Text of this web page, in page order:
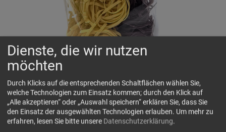
Südtiroler Holunder-Bandnudeln
Eggerhof
Feine Bandnudeln mit Holunder aus dem Eggerhof in
Südtirol. Die fruchtig-feine Note des Holunders verleiht der
Pasta einen besonderen, leicht blumigen Charakter und
Dienste, die wir nutzen
möchten
Durch Klicks auf die entsprechenden Schaltflächen wählen Sie,
welche Technologien zum Einsatz kommen; durch den Klick auf
„Alle akzeptieren“ oder „Auswahl speichern“ erklären Sie, dass Sie
den Einsatz der ausgewählten Technologien erlauben. Um mehr zu
erfahren, lesen Sie bitte unsere Datenschutzerklärung.